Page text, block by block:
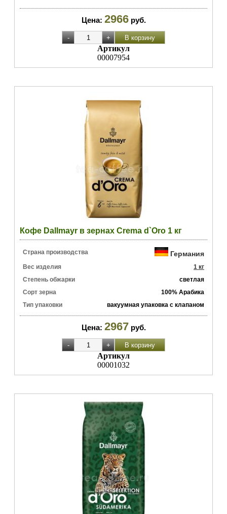
Цена: 2966 руб.
Артикул
00007954
Кофе Dallmayr в зернах Crema d`Oro 1 кг
Страна производства Германия
Вес изделия
1 кг
Степень обжарки
светлая
Сорт зерна
100% Арабика
Тип упаковки
вакуумная упаковка с клапаном
Цена: 2967 руб.
Артикул
00001032